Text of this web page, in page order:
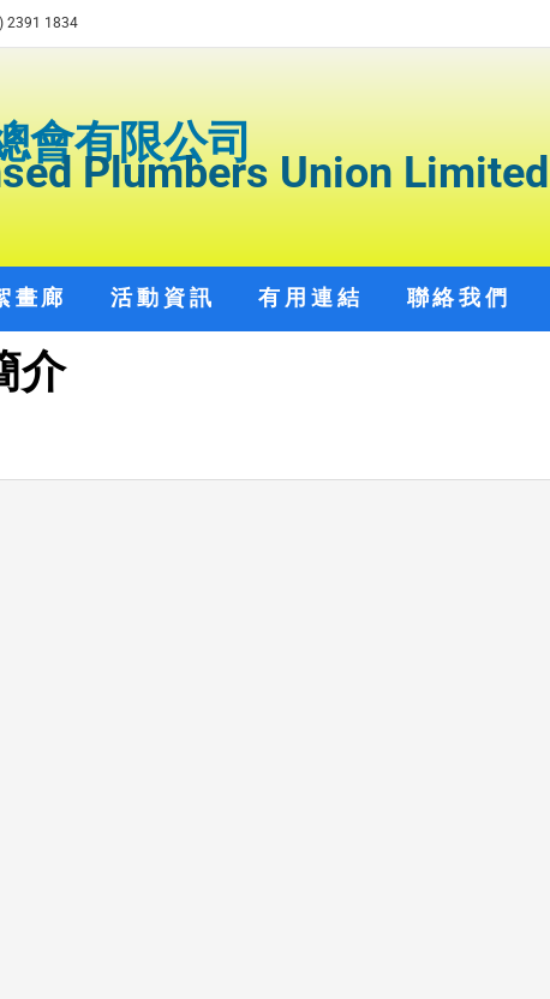
2391 1834
會有限公司
Plumbers Union Limited
畫廊 活動資訊 有用連結 聯絡我們
介